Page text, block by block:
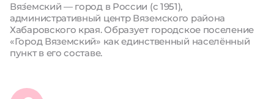
Вя́земский — город в России (с 1951),
административный центр Вяземского района
Хабаровского края. Образует городское поселение
«Город Вяземский» как единственный населённый
пункт в его составе.